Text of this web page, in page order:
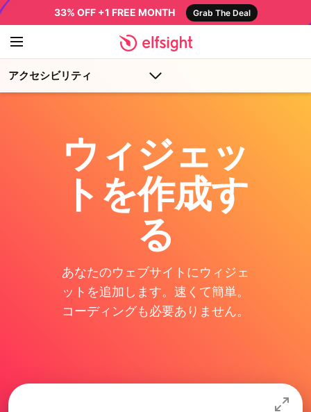
33% OFF +1 FREE MONTH Grab The Deal
アクセシビリティ
ウィジェッ
トを作成す
る
あなたのウェブサイトにウィジェ
ットを追加します。速くて簡単。
コーディングも必要ありません。